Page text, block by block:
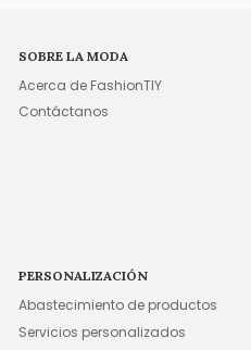
SOBRE LA MODA
Acerca de FashionTIY
Contáctanos
PERSONALIZACIÓN
Abastecimiento de productos
Servicios personalizados